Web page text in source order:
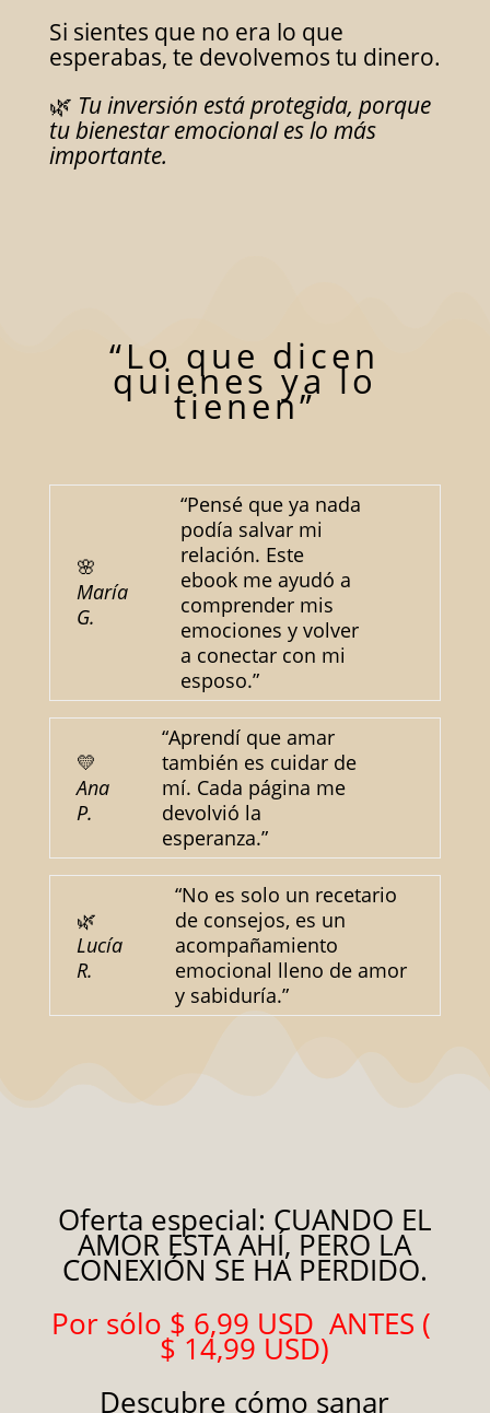
Si sientes que no era lo que
esperabas, te devolvemos tu dinero.
🌿 Tu inversión está protegida, porque
tu bienestar emocional es lo más
importante.
“Lo que dicen
quienes ya lo
tienen”
🌸
María
G.
“Pensé que ya nada
podía salvar mi
relación. Este
ebook me ayudó a
comprender mis
emociones y volver
a conectar con mi
esposo.”
💛
Ana
P.
“Aprendí que amar
también es cuidar de
mí. Cada página me
devolvió la
esperanza.”
🌿
Lucía
R.
“No es solo un recetario
de consejos, es un
acompañamiento
emocional lleno de amor
y sabiduría.”
Oferta especial: CUANDO EL
AMOR ESTA AHÍ, PERO LA
CONEXIÓN SE HA PERDIDO.
Por sólo $ 6,99 USD ANTES (
$ 14,99 USD)
Descubre cómo sanar